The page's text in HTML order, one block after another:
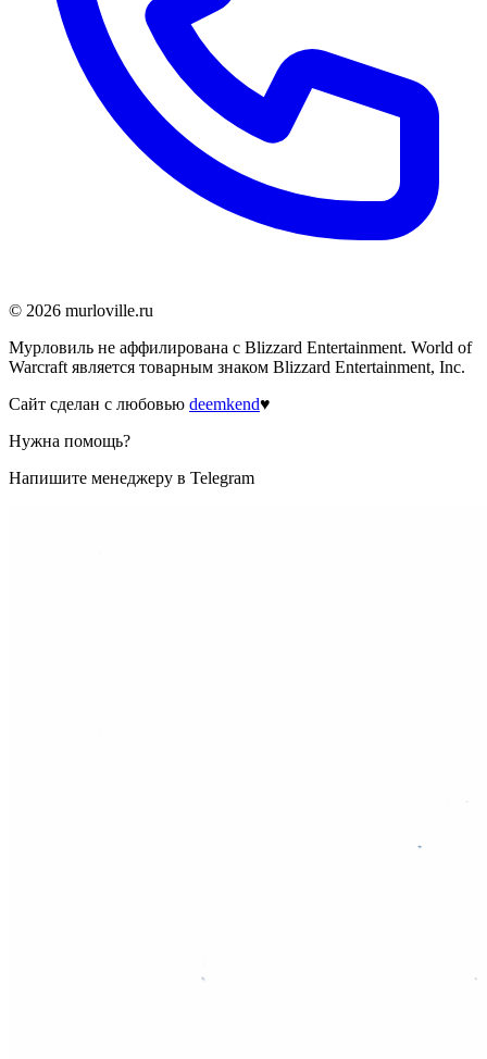
© 2026 murloville.ru
Мурловиль не аффилирована с Blizzard Entertainment. World of
Warcraft является товарным знаком Blizzard Entertainment, Inc.
Сайт сделан с любовью deemkend♥
Нужна помощь?
Напишите менеджеру в Telegram